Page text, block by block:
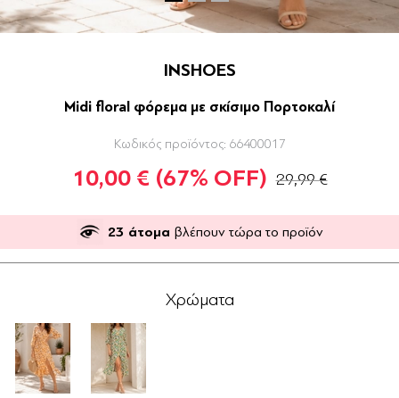
INSHOES
Midi floral φόρεμα με σκίσιμο Πορτοκαλί
Κωδικός προϊόντος: 66400017
10,00 € (67% OFF) 29,99 €
23 άτομα βλέπουν τώρα το προϊόν
Χρώματα